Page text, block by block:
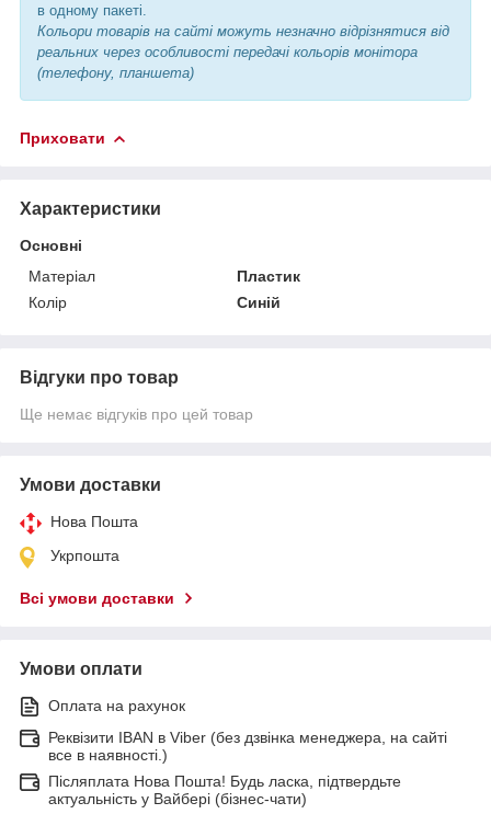
в одному пакеті.
Кольори товарів на сайті можуть незначно відрізнятися від
реальних через особливості передачі кольорів монітора
(телефону, планшета)
Приховати
Характеристики
Основні
Матеріал
Пластик
Колір
Синій
Відгуки про товар
Ще немає відгуків про цей товар
Умови доставки
Нова Пошта
Укрпошта
Всі умови доставки
Умови оплати
Оплата на рахунок
Реквізити IBAN в Viber (без дзвінка менеджера, на сайті
все в наявності.)
Післяплата Нова Пошта! Будь ласка, підтвердьте
актуальність у Вайбері (бізнес-чати)